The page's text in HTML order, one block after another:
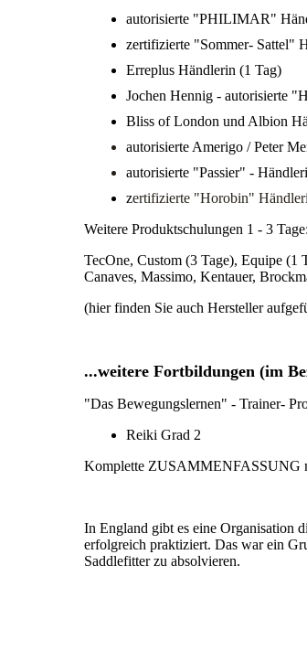
autorisierte "PHILIMAR"
zertifizierte "Sommer- Sattel"
Erreplus Händlerin (1 Tag)
Jochen Hennig - autorisierte
Bliss of London und Albion
autorisierte Amerigo / Peter
autorisierte "Passier" -
zertifizierte "Horobin"
Weitere Produktschulungen 1 - 3
TecOne, Custom (3 Tage), Equipe (1
Canaves, Massimo, Kentauer,
(hier finden Sie auch Hersteller
...weitere Fortbildungen (im
"Das Bewegungslernen" - Trainer-
Reiki Grad 2
Komplette ZUSAMMENFASSUNG
In England gibt es eine Organisation
erfolgreich praktiziert. Das war ein
Saddlefitter zu absolvieren.